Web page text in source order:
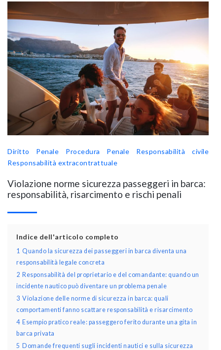
Diritto Penale Procedura Penale
Responsabilità civile
Responsabilità extracontrattuale
Violazione norme sicurezza passeggeri in barca:
responsabilità, risarcimento e rischi penali
Indice dell'articolo completo
1 Quando la sicurezza dei passeggeri in barca diventa una
responsabilità legale concreta
2 Responsabilità del proprietario e del comandante: quando un
incidente nautico può diventare un problema penale
3 Violazione delle norme di sicurezza in barca: quali
comportamenti fanno scattare responsabilità e risarcimento
4 Esempio pratico reale: passeggero ferito durante una gita in
barca privata
5 Domande frequenti sugli incidenti nautici e sulla sicurezza